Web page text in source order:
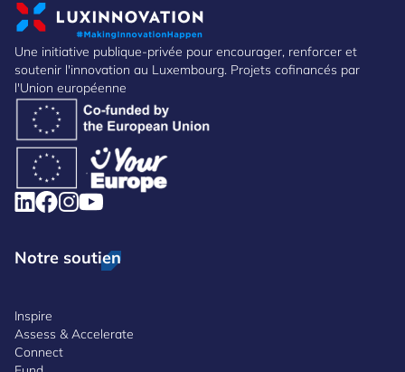
Une initiative publique-privée pour encourager, renforcer et
soutenir l'innovation au Luxembourg. Projets cofinancés par
l'Union européenne
Notre soutien
Inspire
Assess & Accelerate
Connect